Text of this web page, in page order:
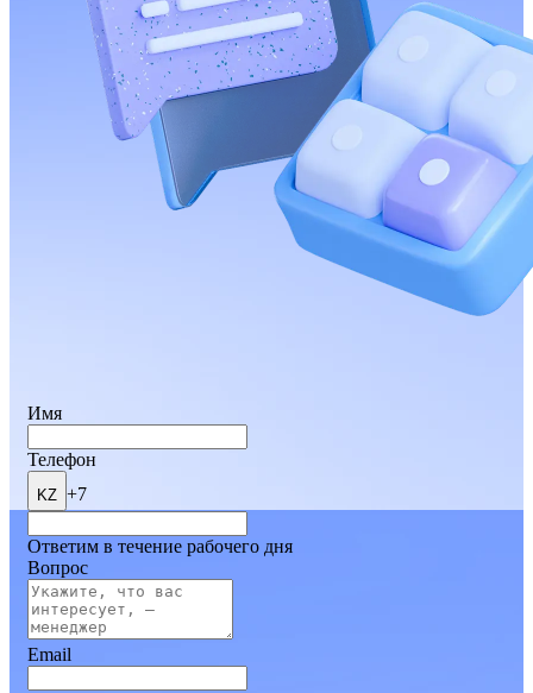
Имя
Телефон
KZ +7
Ответим в течение рабочего дня
Вопрос
Email